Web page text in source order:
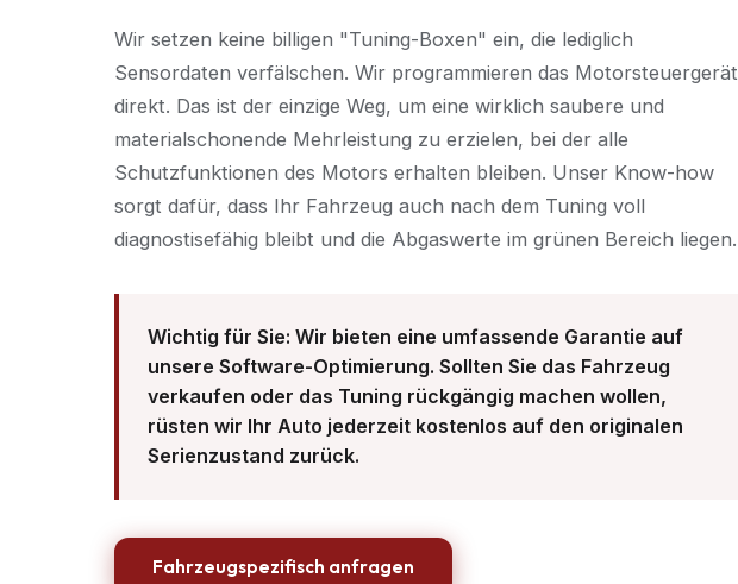
Wir setzen keine billigen "Tuning-Boxen" ein, die lediglich
Sensordaten verfälschen. Wir programmieren das Motorsteuergerät
direkt. Das ist der einzige Weg, um eine wirklich saubere und
materialschonende Mehrleistung zu erzielen, bei der alle
Schutzfunktionen des Motors erhalten bleiben. Unser Know-how
sorgt dafür, dass Ihr Fahrzeug auch nach dem Tuning voll
diagnostisefähig bleibt und die Abgaswerte im grünen Bereich liegen.
Wichtig für Sie: Wir bieten eine umfassende Garantie auf
unsere Software-Optimierung. Sollten Sie das Fahrzeug
verkaufen oder das Tuning rückgängig machen wollen,
rüsten wir Ihr Auto jederzeit kostenlos auf den originalen
Serienzustand zurück.
Fahrzeugspezifisch anfragen